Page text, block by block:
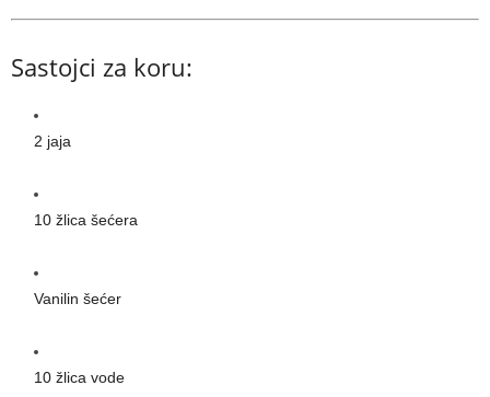
Sastojci za koru:
2 jaja
10 žlica šećera
Vanilin šećer
10 žlica vode